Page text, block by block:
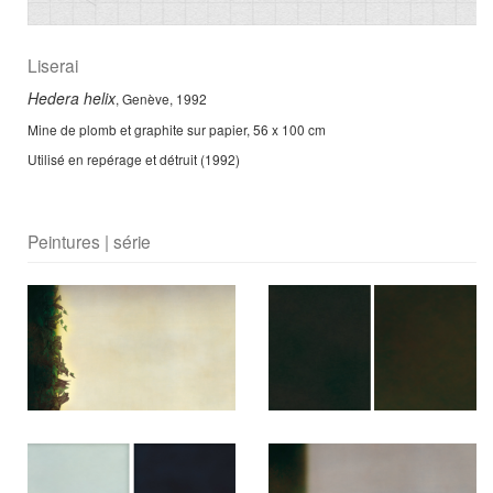
Liserai
Hedera helix, Genève, 1992
Mine de plomb et graphite sur papier, 56 x 100 cm
Utilisé en repérage et détruit (1992)
Peintures | série